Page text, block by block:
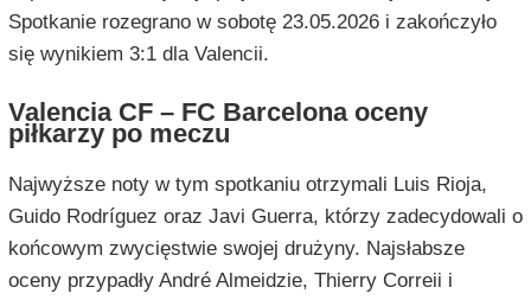
Spotkanie rozegrano w sobotę 23.05.2026 i zakończyło
się wynikiem 3:1 dla Valencii.
Valencia CF – FC Barcelona oceny
piłkarzy po meczu
Najwyższe noty w tym spotkaniu otrzymali Luis Rioja,
Guido Rodríguez oraz Javi Guerra, którzy zadecydowali o
końcowym zwycięstwie swojej drużyny. Najsłabsze
oceny przypadły André Almeidzie, Thierry Correii i